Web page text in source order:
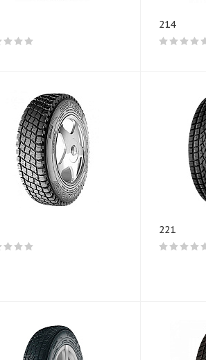
214
221